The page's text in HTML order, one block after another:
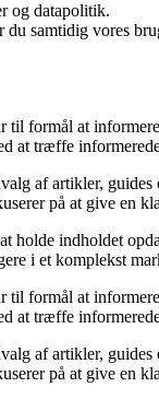
og datapolitik.
du samtidig vores
formål at
at træffe
af artikler,
på at give en
holde indholdet
i et komplekst
formål at
at træffe
af artikler,
på at give en